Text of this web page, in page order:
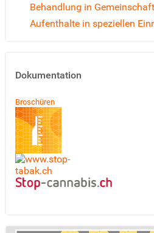
Behandlung in
Aufenthalte in speziellen
Dokumentation
Broschüren